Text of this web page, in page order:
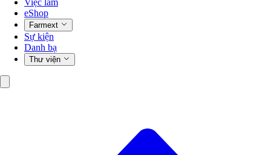
Việc làm
eShop
Farmext
Sự kiện
Danh bạ
Thư viện